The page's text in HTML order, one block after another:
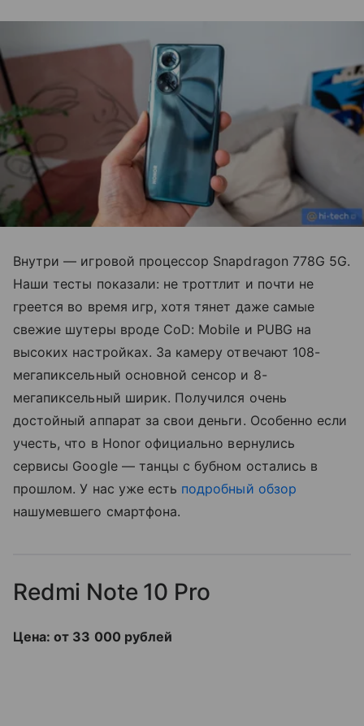
Внутри — игровой процессор Snapdragon 778G 5G.
Наши тесты показали: не троттлит и почти не
греется во время игр, хотя тянет даже самые
свежие шутеры вроде CoD: Mobile и PUBG на
высоких настройках. За камеру отвечают 108-
мегапиксельный основной сенсор и 8-
мегапиксельный ширик. Получился очень
достойный аппарат за свои деньги. Особенно если
учесть, что в Honor официально вернулись
сервисы Google — танцы с бубном остались в
прошлом. У нас уже есть подробный обзор
нашумевшего смартфона.
Redmi Note 10 Pro
Цена: от 33 000 рублей